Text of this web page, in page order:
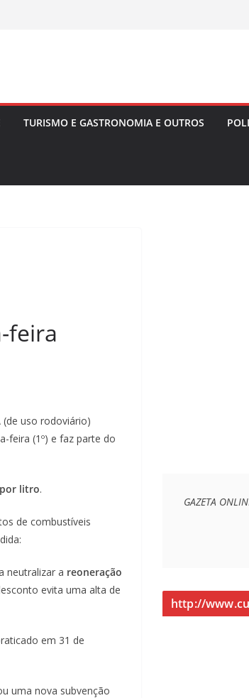
TURISMO E GASTRONOMIA E OUTROS
feira
uso rodoviário)
feira (1º) e faz parte do
por litro.
de combustíveis
neutralizar a reoneração
evita uma alta de
em 31 de
uma nova subvenção
GAZETA
http://